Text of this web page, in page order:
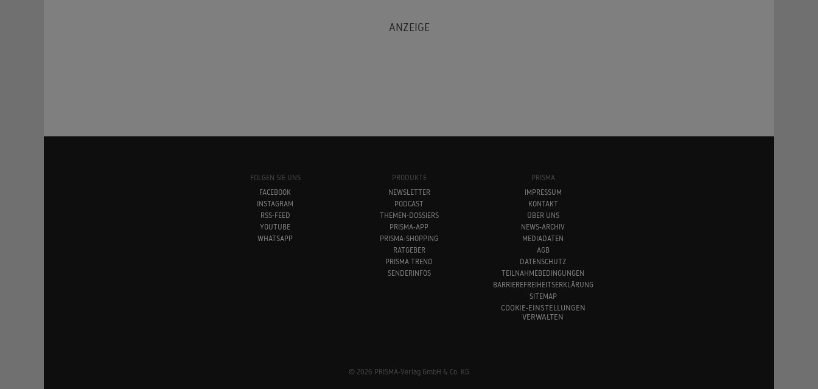
FOLGEN SIE UNS
FACEBOOK
INSTAGRAM
RSS-FEED
YOUTUBE
WHATSAPP
PRODUKTE
NEWSLETTER
PODCAST
THEMEN-DOSSIERS
PRISMA-APP
PRISMA-SHOPPING
RATGEBER
PRISMA TREND
SENDERINFOS
PRISMA
IMPRESSUM
KONTAKT
ÜBER UNS
NEWS-ARCHIV
MEDIADATEN
AGB
DATENSCHUTZ
TEILNAHMEBEDINGUNGEN
BARRIEREFREIHEITSERKLÄRUNG
SITEMAP
COOKIE-EINSTELLUNGEN
VERWALTEN
© 2026 PRISMA-Verlag GmbH & Co. KG